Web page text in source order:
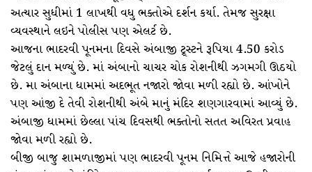
અત્યાર સુધીમાં 1 લાખથી વધુ ભક્તોએ દર્શન કર્યા. તેમજ સુરક્ષા
વ્યવસ્થાને લઇને પોલીસ પણ એલર્ટ છે.
આજના ભાદરવી પૂનમના દિવસે અંબાજી ટ્ર્સ્ટને રૂપિયા 4.50 કરોડ
જેટલું દાન મળ્યું છે. માં અંબાનો ચાચર ચોક રોશનીથી ઝગમગી ઊઠયો
છે. મા અંબાના ધામમાં અદભૂત નજારો જોવા મળી રહ્યો છે. આંખોને
પણ આંજી દે તેવી રોશનીથી અંબે માનું મંદિર શણગારવામાં આવ્યું છે.
અંબાજી ધામમાં છેલ્લા પાંચ દિવસથી ભક્તોનો સતત અવિરત પ્રવાહ
જોવા મળી રહ્યો છે.
બીજી બાજુ શામળાજીમાં પણ ભાદરવી પૂનમ નિમિત્તે આજે હજારોની